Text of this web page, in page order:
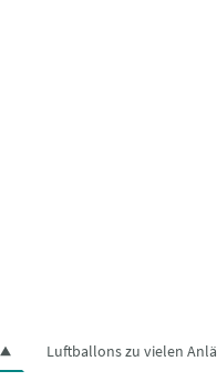
Luftballons zu vielen